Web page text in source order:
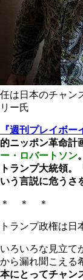
任は日本のチャン
リー氏
『週刊プレイボー
的ニッポン革命計
ー・ロバートソン
トランプ大統領
いう言説に危うさ
＊ ＊ ＊
トランプ政権は日
いろいろな見立て
から漏れ聞こえる
本にとってチャン